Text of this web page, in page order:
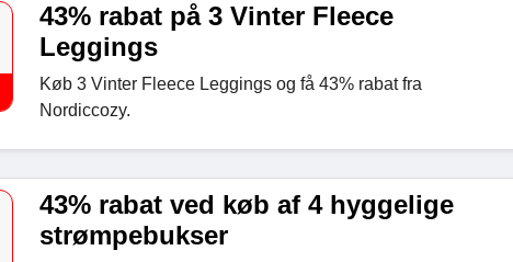
43% rabat på 3 Vinter Fleece
Leggings
Køb 3 Vinter Fleece Leggings og få 43% rabat fra
Nordiccozy.
43% rabat ved køb af 4 hyggelige
strømpebukser